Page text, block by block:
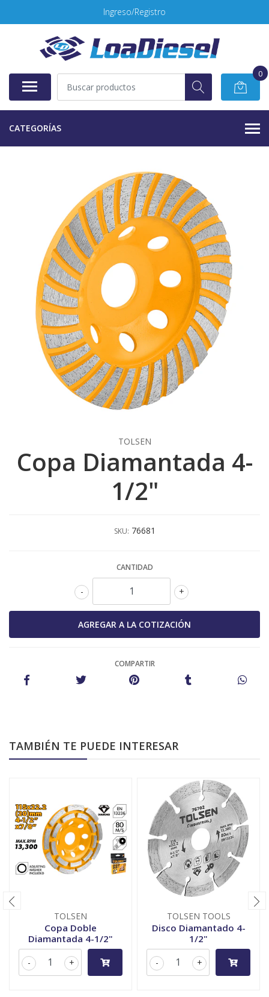
Ingreso/Registro
0
CATEGORÍAS
TOLSEN
Copa Diamantada 4-
1/2"
SKU: 76681
CANTIDAD
+
-
COMPARTIR
TAMBIÉN TE PUEDE INTERESAR
TOLSEN
Copa Doble
Diamantada 4-1/2"
+
-
TOLSEN TOOLS
Disco Diamantado 4-
1/2"
+
-